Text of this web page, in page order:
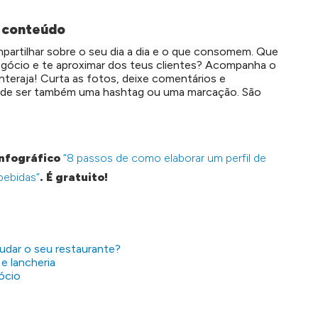
sobre o seu dia a dia e o que consomem. Que
e te aproximar dos teus clientes? Acompanha o
Curta as fotos, deixe comentários e
ser também uma hashtag ou uma marcação. São
“8 passos de como elaborar um perfil de
. É gratuito!
o seu restaurante?
lancheria